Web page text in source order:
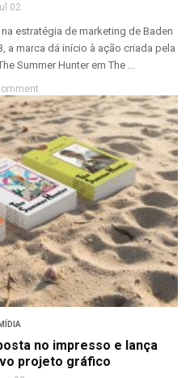
02
estratégia de marketing de Baden
a marca dá início à ação criada pela
Summer Hunter em The ...
MÍDIA
no impresso e lança
projeto gráfico